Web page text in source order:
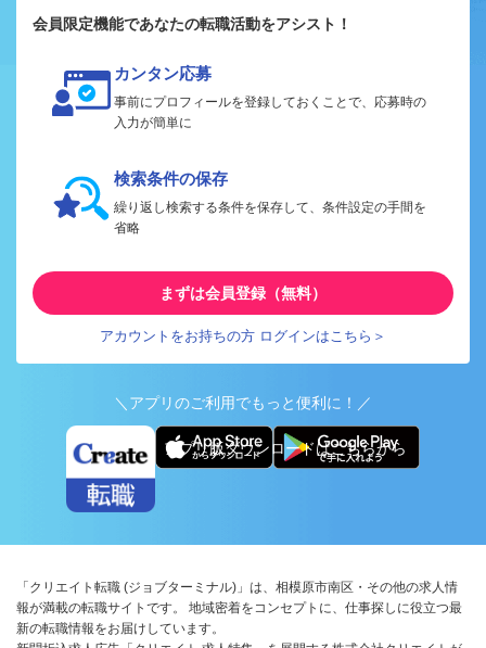
会員限定機能であなたの転職活動をアシスト！
カンタン応募
事前にプロフィールを登録しておくことで、応募時の
入力が簡単に
検索条件の保存
繰り返し検索する条件を保存して、条件設定の手間を
省略
まずは会員登録（無料）
アカウントをお持ちの方 ログインはこちら＞
＼アプリのご利用でもっと便利に！／
アプリ版ダウンロードはこちらから
「クリエイト転職 (ジョブターミナル)」は、相模原市南区・その他の求人情
報が満載の転職サイトです。 地域密着をコンセプトに、仕事探しに役立つ最
新の転職情報をお届けしています。